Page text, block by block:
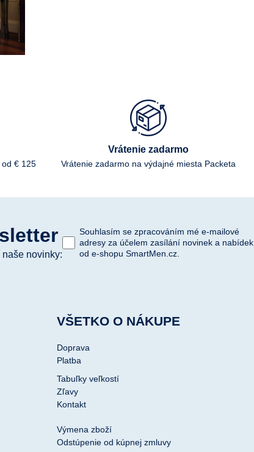
€ 125
Vrátenie zadarmo
Vrátenie zadarmo na výdajné miesta Packeta
novinky:
Souhlasím se zpracováním mé e-mailové
adresy za účelem zasílání novinek a nabídek
od e-shopu SmartMen.cz.
VŠETKO O NÁKUPE
Doprava
Platba
Tabuľky veľkostí
Zľavy
Kontakt
Výmena zboží
Odstúpenie od kúpnej zmluvy